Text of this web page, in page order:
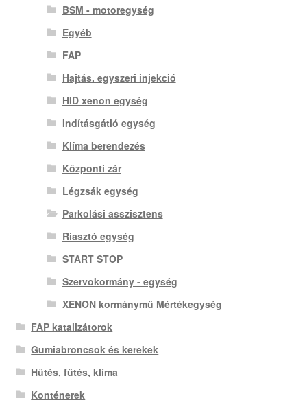
BSM - motoregység
Egyéb
FAP
Hajtás. egyszeri injekció
HID xenon egység
Indításgátló egység
Klíma berendezés
Központi zár
Légzsák egység
Parkolási asszisztens
Riasztó egység
START STOP
Szervokormány - egység
XENON kormánymű Mértékegység
FAP katalizátorok
Gumiabroncsok és kerekek
Hűtés, fűtés, klíma
Konténerek